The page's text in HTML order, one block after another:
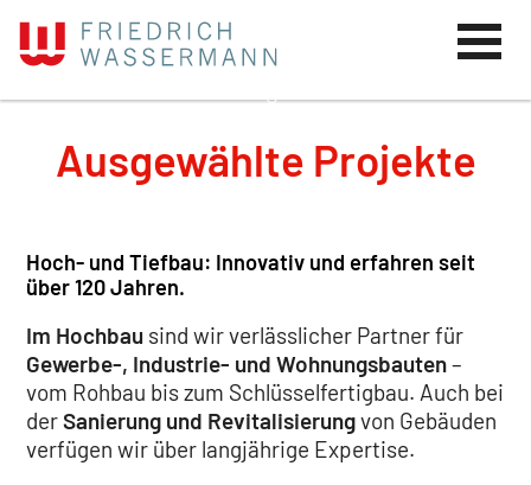
Ausgewählte Projekte
Hoch- und Tiefbau: Innovativ und erfahren seit
über 120 Jahren.
Im Hochbau sind wir verlässlicher Partner für
Gewerbe-, Industrie- und Wohnungsbauten–
vom Rohbau bis zum Schlüsselfertigbau. Auch bei
derSanierung und Revitalisierungvon Gebäuden
verfügen wir über langjährige Expertise.